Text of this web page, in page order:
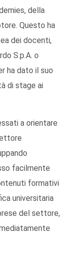
della
Questo ha
dei docenti,
S.p.A. o
ha dato il suo
di stage ai
a orientare
facilmente
formativi
universitaria
del settore,